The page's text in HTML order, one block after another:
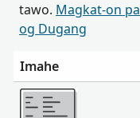
tawo. Magkat-on pa
og Dugang
Imahe
Dugang pa